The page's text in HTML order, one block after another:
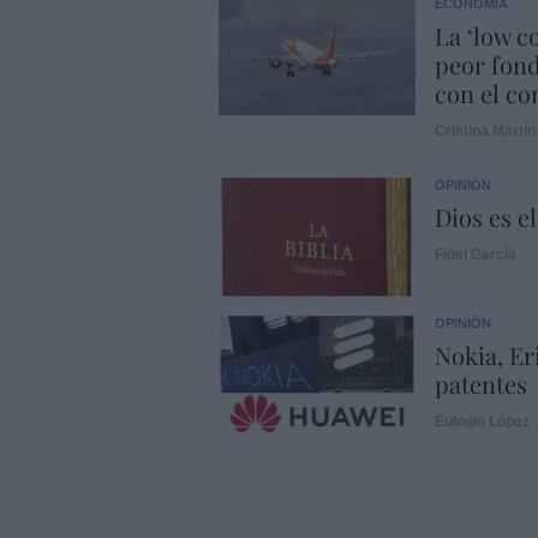
ECONOMÍA
La ‘low
peor
con el
OPINIÓN
Dios es
OPINIÓN
Nokia,
patentes